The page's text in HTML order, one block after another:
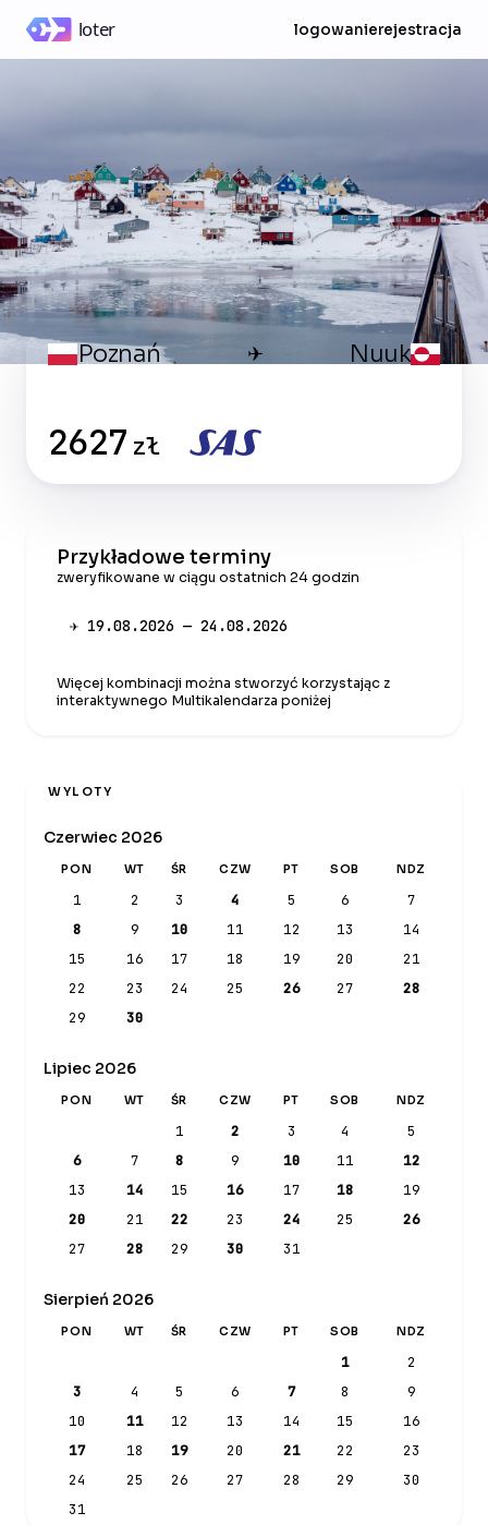
logowanierejestracja
Poznań ✈ Nuuk
2627 zł
Przykładowe terminy
zweryfikowane w ciągu ostatnich 24 godzin
✈ 19.08.2026 — 24.08.2026
Więcej kombinacji można stworzyć korzystając z
interaktywnego Multikalendarza poniżej
WYLOTY
Czerwiec 2026
PON WT ŚR CZW PT SOB NDZ
1 2 3 4 5 6
7
8
9 10 11 12 13
14
15
16 17 18 19 20
21
22
23 24 25 26 27
28
29
30
Lipiec 2026
PON WT ŚR CZW PT SOB NDZ
1 2 3 4
5
6
7 8 9 10 11
12
13
14 15 16 17 18
19
20
21 22 23 24 25
26
27
28 29 30 31
Sierpień 2026
PON WT ŚR CZW PT SOB NDZ
1
2
3
4 5 6 7 8
9
10
11 12 13 14 15
16
17
18 19 20 21 22
23
24
25 26 27 28 29
30
31